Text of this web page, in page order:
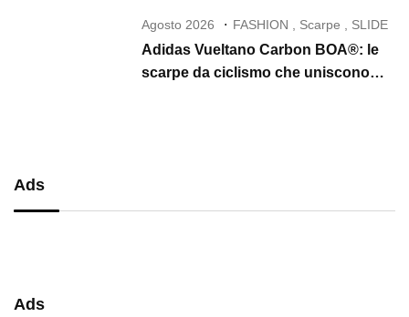
Agosto 2026 FASHION Scarpe SLIDE
Adidas Vueltano Carbon BOA®: le
scarpe da ciclismo che uniscono
Ads
Ads